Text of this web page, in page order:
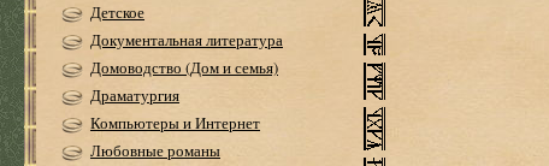
Детское
Документальная литература
Домоводство (Дом и семья)
Драматургия
Компьютеры и Интернет
Любовные романы